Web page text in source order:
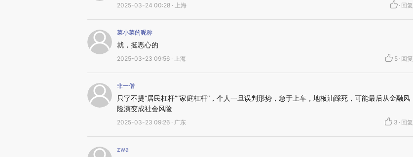
2025-03-24 00:28 · 上海 · 回复
菜小菜的昵称
就，挺恶心的
2025-03-23 09:56 · 上海 5 · 回复
非一僧
只字不提“居民杠杆”“家庭杠杆”，个人一旦误判形势，急于上车，地板油踩死，可能最后从金融风
险演变成社会风险
2025-03-23 09:26 · 广东 3 · 回复
zwa